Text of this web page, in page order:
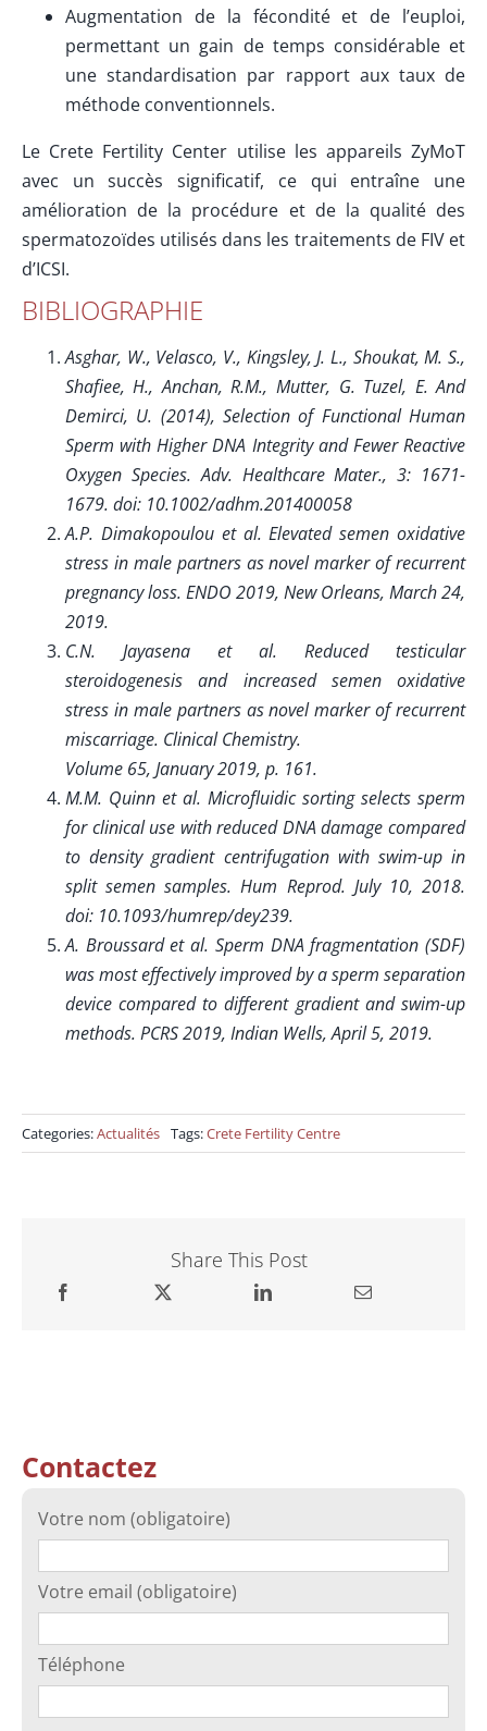
Augmentation de la fécondité et de l’euploi,
permettant un gain de temps considérable et
une standardisation par rapport aux taux de
méthode conventionnels.
Le Crete Fertility Center utilise les appareils ZyMoT
avec un succès significatif, ce qui entraîne une
amélioration de la procédure et de la qualité des
spermatozoïdes utilisés dans les traitements de FIV et
d’ICSI.
BIBLIOGRAPHIE
Asghar, W., Velasco, V., Kingsley, J. L., Shoukat, M. S.,
Shafiee, H., Anchan, R.M., Mutter, G. Tuzel, E. And
Demirci, U. (2014), Selection of Functional Human
Sperm with Higher DNA Integrity and Fewer Reactive
Oxygen Species. Adv. Healthcare Mater., 3: 1671-
1679. doi: 10.1002/adhm.201400058
A.P. Dimakopoulou et al. Elevated semen oxidative
stress in male partners as novel marker of recurrent
pregnancy loss. ENDO 2019, New Orleans, March 24,
2019.
C.N. Jayasena et al. Reduced testicular
steroidogenesis and increased semen oxidative
stress in male partners as novel marker of recurrent
miscarriage. Clinical Chemistry.
Volume 65, January 2019, p. 161.
M.M. Quinn et al. Microfluidic sorting selects sperm
for clinical use with reduced DNA damage compared
to density gradient centrifugation with swim-up in
split semen samples. Hum Reprod. July 10, 2018.
doi: 10.1093/humrep/dey239.
A. Broussard et al. Sperm DNA fragmentation (SDF)
was most effectively improved by a sperm separation
device compared to different gradient and swim-up
methods. PCRS 2019, Indian Wells, April 5, 2019.
Categories:Actualités Tags:Crete Fertility Centre
Share This Post
Contactez
Votre nom (obligatoire)
Votre email (obligatoire)
Téléphone